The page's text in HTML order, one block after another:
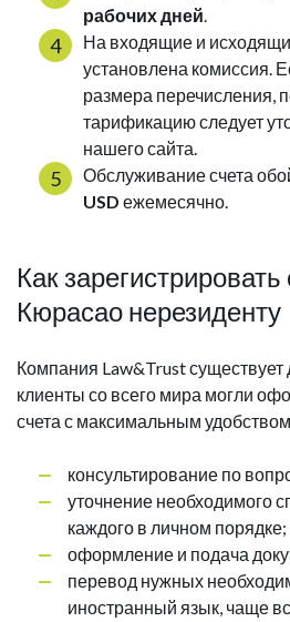
рабочих дней.
На входящие и
установлена комиссия.
размера перечисления,
тарификацию следует
нашего сайта.
Обслуживание счета
USD ежемесячно.
Как зарегистрировать
Кюрасао нерезиденту
Компания Law&Trust существует
клиенты со всего мира могли
счета с максимальным
консультирование по
уточнение необходимого
каждого в личном порядке;
оформление и подача
перевод нужных
иностранный язык, чаще